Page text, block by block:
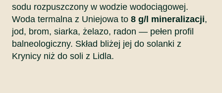
sodu rozpuszczony w wodzie wodociągowej.
Woda termalna z Uniejowa to 8 g/l mineralizacji,
jod, brom, siarka, żelazo, radon — pełen profil
balneologiczny. Skład bliżej jej do solanki z
Krynicy niż do soli z Lidla.